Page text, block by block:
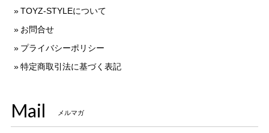
TOYZ-STYLEについて
お問合せ
プライバシーポリシー
特定商取引法に基づく表記
Mail メルマガ